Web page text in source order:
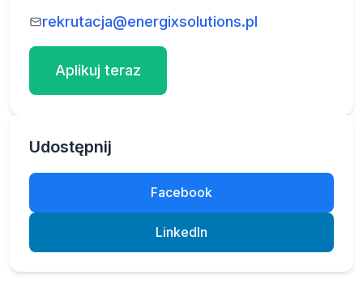
rekrutacja@energixsolutions.pl
Aplikuj teraz
Udostępnij
Facebook
LinkedIn